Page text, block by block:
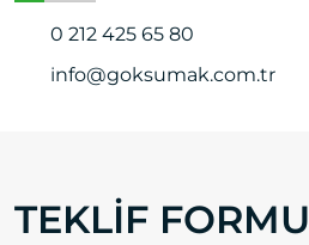
0 212 425 65 80
info@goksumak.com.tr
TEKLIF FORMU